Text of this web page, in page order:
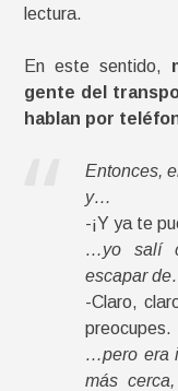
lectura.
En este sentido,
gente del
hablan por
Entonces,
y…
-¡Y ya te
…yo salí
escapar
-Claro,
preocupes.
…pero era
más